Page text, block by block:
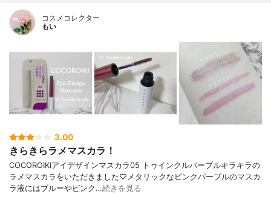
コスメコレクター
もい
3.00
きらきらラメマスカラ！
COCOROIKIアイデザインマスカラ05 トゥインクルパープルキラキラの
ラメマスカラをいただきました♡メタリックなピンクパープルのマスカ
ラ液にはブルーやピンク…続きを見る